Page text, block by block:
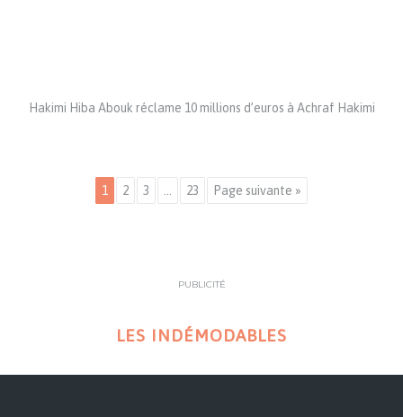
Hakimi Hiba Abouk réclame 10 millions d’euros à Achraf Hakimi
1 2 3 23 Page suivante »
PUBLICITÉ
LES INDÉMODABLES